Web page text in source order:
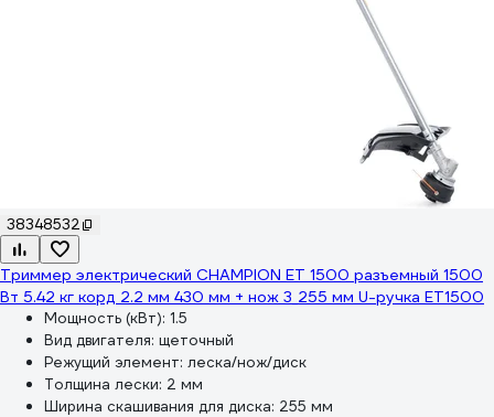
38348532
Триммер электрический CHAMPION ET 1500 разъемный 1500
Вт 5.42 кг корд 2.2 мм 430 мм + нож 3_255 мм U-ручка ET1500
Мощность (кВт): 1.5
Вид двигателя: щеточный
Режущий элемент: леска/нож/диск
Толщина лески: 2 мм
Ширина скашивания для диска: 255 мм